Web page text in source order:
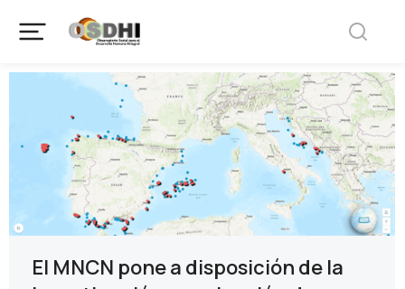
El MNCN pone a disposición de la